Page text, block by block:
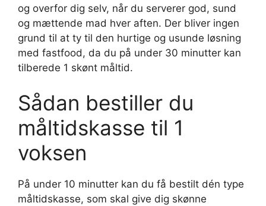
og overfor dig selv, når du serverer god, sund
og mættende mad hver aften. Der bliver ingen
grund til at ty til den hurtige og usunde løsning
med fastfood, da du på under 30 minutter kan
tilberede 1 skønt måltid.
Sådan bestiller du
måltidskasse til 1
voksen
På under 10 minutter kan du få bestilt dén type
måltidskasse, som skal give dig skønne